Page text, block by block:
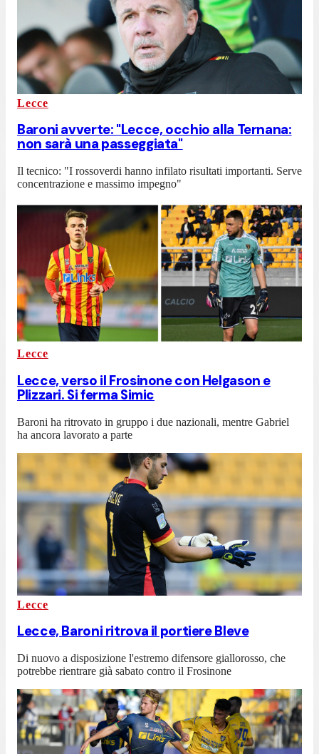
Lecce
Baroni avverte: "Lecce, occhio alla Ternana:
non sarà una passeggiata"
Il tecnico: "I rossoverdi hanno infilato risultati importanti. Serve
concentrazione e massimo impegno"
Lecce
Lecce, verso il Frosinone con Helgason e
Plizzari. Si ferma Simic
Baroni ha ritrovato in gruppo i due nazionali, mentre Gabriel
ha ancora lavorato a parte
Lecce
Lecce, Baroni ritrova il portiere Bleve
Di nuovo a disposizione l'estremo difensore giallorosso, che
potrebbe rientrare già sabato contro il Frosinone